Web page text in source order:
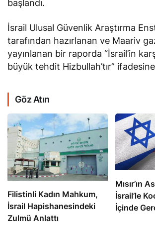
İsrail Ulusal Güvenlik Araştırma
tarafından hazırlanan ve Maariv
yayınlanan bir raporda “İsrail’in
büyük tehdit Hizbullah’tır”
Göz Atın
Filistinli Kadın Mahkum,
İsrail Hapishanesindeki
Zulmü Anlattı
Mısır’ın
İsrail’le
İçinde